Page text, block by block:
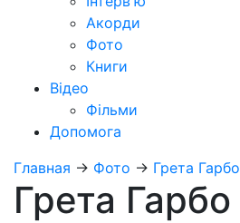
Акорди
Фото
Книги
Відео
Фільми
Допомога
Главная → Фото → Грета Гарбо
Грета Гарбо